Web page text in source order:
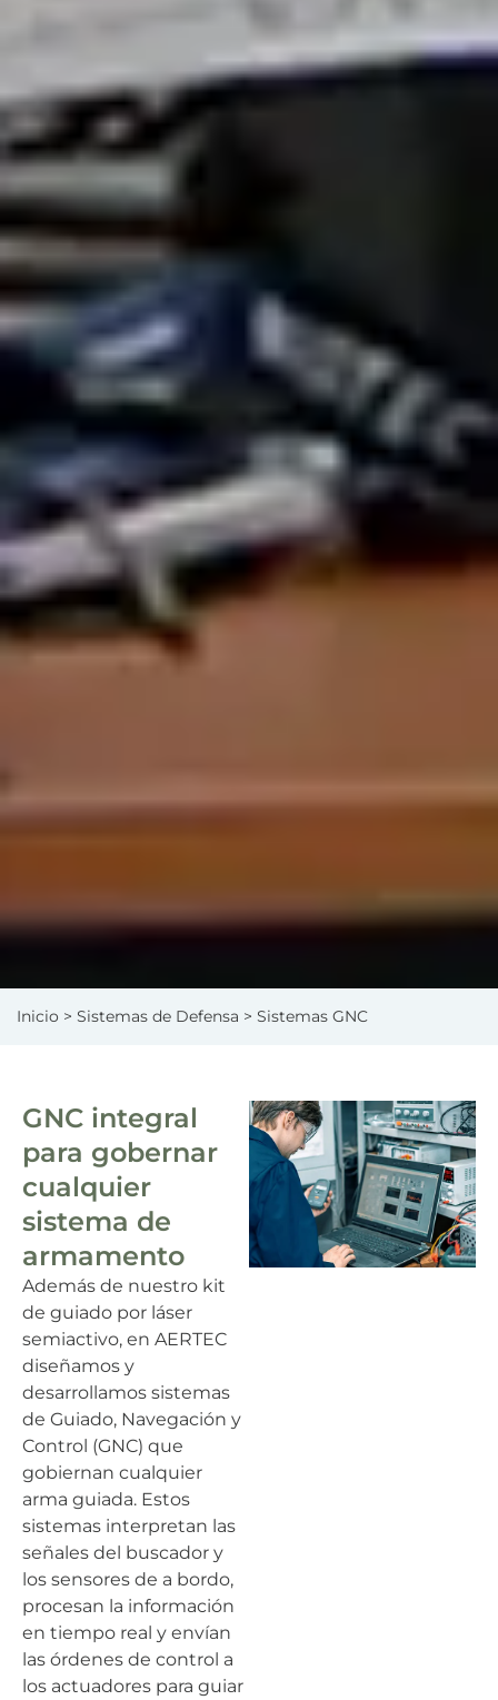
Inicio > Sistemas de Defensa > Sistemas GNC
GNC integral
para gobernar
cualquier
sistema de
armamento
Además de nuestro kit
de guiado por láser
semiactivo, en AERTEC
diseñamos y
desarrollamos sistemas
de Guiado, Navegación y
Control (GNC) que
gobiernan cualquier
arma guiada. Estos
sistemas interpretan las
señales del buscador y
los sensores de a bordo,
procesan la información
en tiempo real y envían
las órdenes de control a
los actuadores para guiar